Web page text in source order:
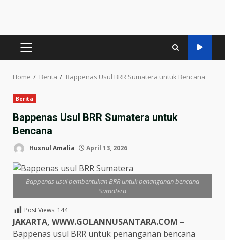
PRIMARY
Home Berita Bappenas Usul BRR Sumatera untuk Bencana
Berita
Bappenas Usul BRR Sumatera untuk
Bencana
Husnul Amalia April 13, 2026
Bappenas usul pembentukan BRR untuk penanganan bencana
Sumatera
Post Views: 144
JAKARTA, WWW.GOLANNUSANTARA.COM –
Bappenas usul BRR untuk penanganan bencana